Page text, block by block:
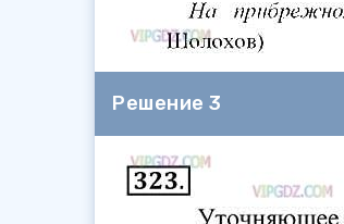
Решение 3